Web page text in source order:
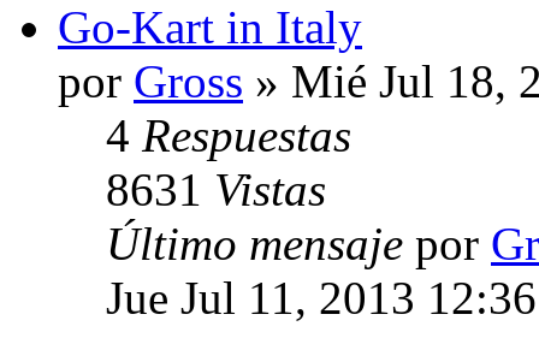
Go-Kart in Italy
por Gross » Mié Jul 18,
4 Respuestas
8631 Vistas
Último mensaje por
Jue Jul 11, 2013